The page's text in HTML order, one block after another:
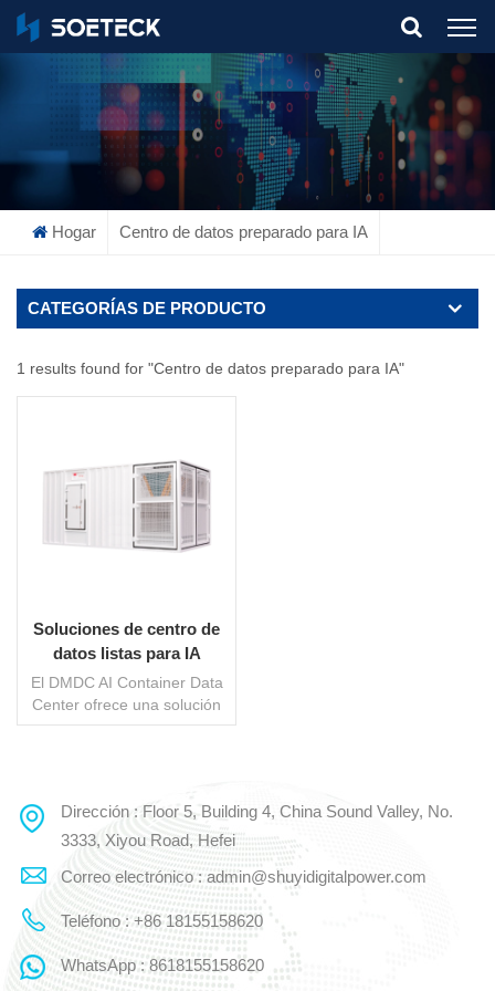
What Are You Looking For?
Hogar Centro de datos preparado para IA
CATEGORÍAS DE PRODUCTO
1 results found for "Centro de datos preparado para IA"
Soluciones de centro de
datos listas para IA
El DMDC AI Container Data
Center ofrece una solución
totalmente integrada
de energía de un solo
gabinete de hasta 50 kW,
garantiza un funcionamiento
perfecto para servidores
GPU de alta densidad. El
sistema modular de
suministro de energía
combina electricidad
LEE MAS
Dirección : Floor 5, Building 4, China Sound Valley, No.
3333, Xiyou Road, Hefei
Correo electrónico : admin@shuyidigitalpower.com
Teléfono : +86 18155158620
WhatsApp : 8618155158620